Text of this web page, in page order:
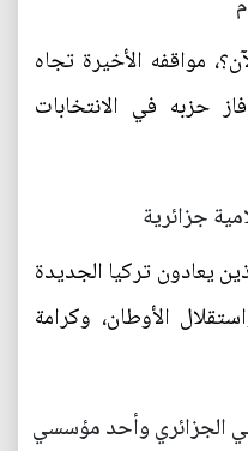
مواقفه الأخيرة تجاه
حزبه في الانتخابات
جزائرية
يعادون تركيا الجديدة
الأوطان، وكرامة
الجزائري وأحد مؤسسي